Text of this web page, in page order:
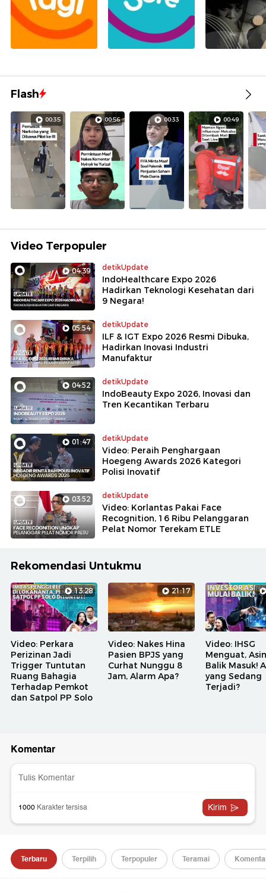
Flash
00:35 00:56 00:33 00:49
Video Terpopuler
04:39 detikUpdate
IndoHealthcare Expo 2026
Hadirkan Teknologi Kesehatan dari
9 Negara!
05:54 detikUpdate
ILF & IGT Expo 2026 Resmi Dibuka,
Hadirkan Inovasi Industri
Manufaktur
04:52 detikUpdate
IndoBeauty Expo 2026, Inovasi dan
Tren Kecantikan Terbaru
01:47 detikUpdate
Video: Peraih Penghargaan
Hoegeng Awards 2026 Kategori
Polisi Inovatif
03:52 detikUpdate
Video: Korlantas Pakai Face
Recognition, 16 Ribu Pelanggaran
Pelat Nomor Terekam ETLE
Rekomendasi Untukmu
13:28
Video: Perkara
Perizinan Jadi
Trigger Tuntutan
Ruang Bahagia
Terhadap Pemkot
dan Satpol PP Solo
21:17
Video: Nakes Hina
Pasien BPJS yang
Curhat Nunggu 8
Jam, Alarm Apa?
Video: IHSG
Menguat,
Balik Masuk!
yang Sedang
Terjadi?